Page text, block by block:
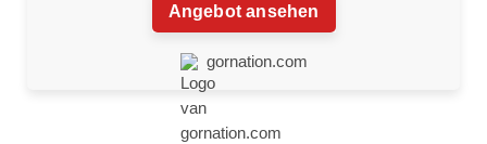
Angebot ansehen
gornation.com